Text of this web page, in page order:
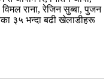
राना, रेजिन सुब्बा, पुजन
३५ भन्दा बढी खेलाडीहरू